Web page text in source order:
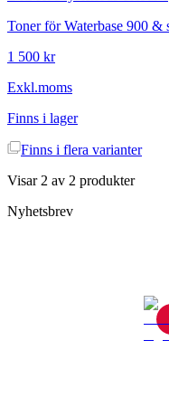
Toner för Waterbase 900 &
1 500 kr
Exkl.moms
Finns i lager
Finns i flera varianter
Visar2 av 2 produkter
Nyhetsbrev